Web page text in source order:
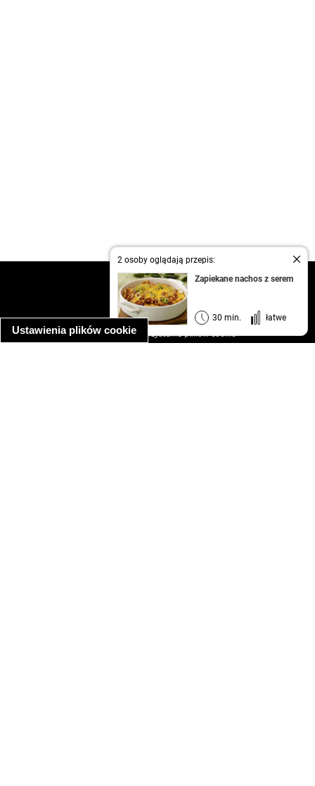
Ustawienia plików cookie
2 osoby oglądają przepis:
Zapiekane nachos z serem
30 min. łatwe
kontakt
regulamin
informacja o prywatności
informacja o wykorzystaniu plików cookie